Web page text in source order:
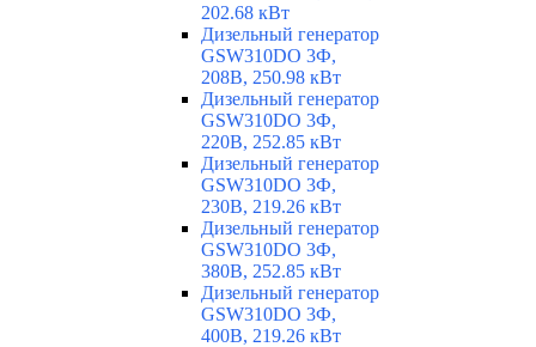
202.68 кВт
Дизельный генератор
GSW310DO 3Ф,
208В, 250.98 кВт
Дизельный генератор
GSW310DO 3Ф,
220В, 252.85 кВт
Дизельный генератор
GSW310DO 3Ф,
230В, 219.26 кВт
Дизельный генератор
GSW310DO 3Ф,
380В, 252.85 кВт
Дизельный генератор
GSW310DO 3Ф,
400В, 219.26 кВт